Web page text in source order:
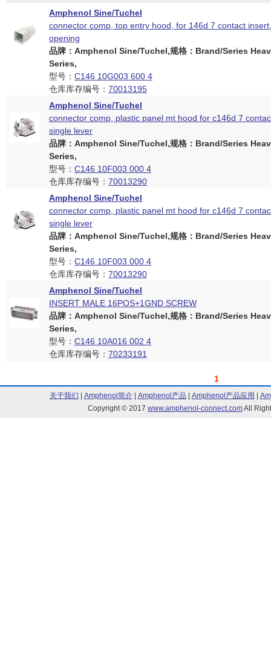
Amphenol Sine/Tuchel
connector comp, top entry hood, for 146d 7 contact
opening
品牌：Amphenol Sine/Tuchel,规格：Brand/Series
Series,
型号： C146 10G003 600 4
仓库库存编号： 70013195
Amphenol Sine/Tuchel
connector comp, plastic panel mt hood for c146d 7
single lever
品牌：Amphenol Sine/Tuchel,规格：Brand/Series
Series,
型号： C146 10F003 000 4
仓库库存编号： 70013290
Amphenol Sine/Tuchel
connector comp, plastic panel mt hood for c146d 7
single lever
品牌：Amphenol Sine/Tuchel,规格：Brand/Series
Series,
型号： C146 10F003 000 4
仓库库存编号： 70013290
Amphenol Sine/Tuchel
INSERT MALE 16POS+1GND SCREW
品牌：Amphenol Sine/Tuchel,规格：Brand/Series
Series,
型号： C146 10A016 002 4
仓库库存编号： 70233191
1
关于我们 Amphenol简介| Amphenol产品 Amphenol产品应用
Copyright © 2017 www.amphenol-connect.comAll